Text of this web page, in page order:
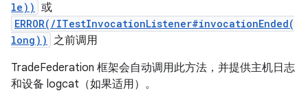
le)) 或
ERROR(/ITestInvocationListener#invocationEnded(
long)) 之前调用
TradeFederation 框架会自动调用此方法，并提供主机日志
和设备 logcat（如果适用）。